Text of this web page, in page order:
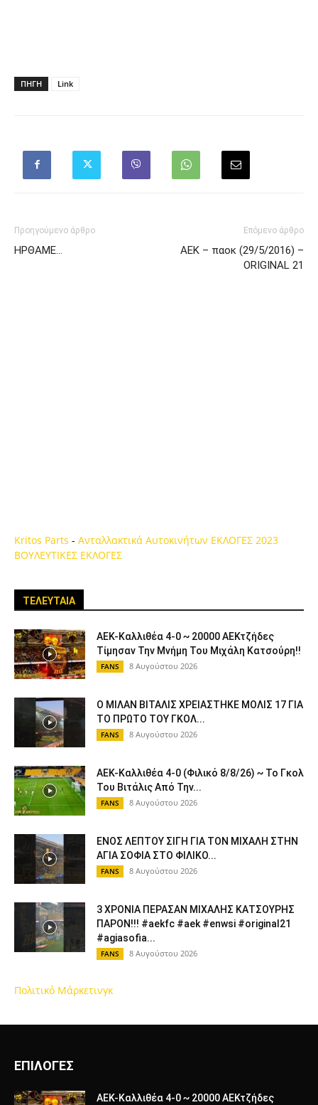
ΠΗΓΗ Link
Προηγούμενο άρθρο
ΗΡΘΑΜΕ…
Επόμενο άρθρο
ΑΕΚ – παοκ (29/5/2016) –
ORIGINAL 21
Kritos Parts - Ανταλλακτικά Αυτοκινήτων ΕΚΛΟΓΕΣ 2023
ΒΟΥΛΕΥΤΙΚΕΣ ΕΚΛΟΓΕΣ
ΤΕΛΕΥΤΑΙΑ
ΑΕΚ-Καλλιθέα 4-0 ~ 20000 ΑΕΚτζήδες
Τίμησαν Την Μνήμη Του Μιχάλη Κατσούρη!!
FANS 8 Αυγούστου 2026
Ο ΜΙΛΑΝ ΒΙΤΑΛΙΣ ΧΡΕΙΑΣΤΗΚΕ ΜΟΛΙΣ 17 ΓΙΑ
ΤΟ ΠΡΩΤΟ ΤΟΥ ΓΚΟΛ...
FANS 8 Αυγούστου 2026
ΑΕΚ-Καλλιθέα 4-0 (Φιλικό 8/8/26) ~ Το Γκολ
Του Βιτάλις Από Την...
FANS 8 Αυγούστου 2026
ΕΝΟΣ ΛΕΠΤΟΥ ΣΙΓΗ ΓΙΑ ΤΟΝ ΜΙΧΑΛΗ ΣΤΗΝ
ΑΓΙΑ ΣΟΦΙΑ ΣΤΟ ΦΙΛΙΚΟ...
FANS 8 Αυγούστου 2026
3 ΧΡΟΝΙΑ ΠΕΡΑΣΑΝ ΜΙΧΑΛΗΣ ΚΑΤΣΟΥΡΗΣ
ΠΑΡΟΝ!!! #aekfc #aek #enwsi #original21
#agiasofia...
FANS 8 Αυγούστου 2026
Πολιτικό Μάρκετινγκ
ΕΠΙΛΟΓΕΣ
ΑΕΚ-Καλλιθέα 4-0 ~ 20000 ΑΕΚτζήδες